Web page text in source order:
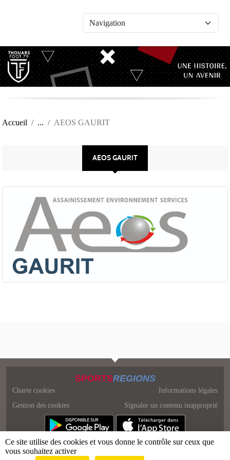
Accueil AEOS GAURIT
AEOS GAURIT
SPORTSREGIONS
Charte cookies
Gestion des cookies
Informations légales
Signaler un contenu inapproprié
Ce site utilise des cookies et vous donne le contrôle sur ceux que
vous souhaitez activer